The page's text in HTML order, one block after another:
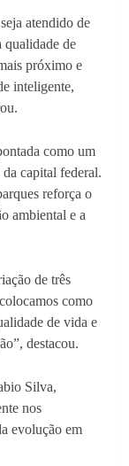
atendido de
de
próximo e
inteligente,
como um
capital federal.
reforça o
ambiental e a
de três
como
de vida e
destacou.
Silva,
nos
evolução em